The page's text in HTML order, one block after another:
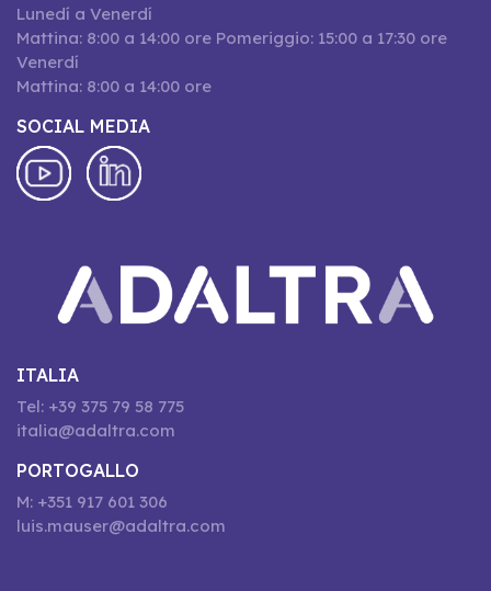
Lunedí a Venerdí
Mattina: 8:00 a 14:00 ore Pomeriggio: 15:00 a 17:30 ore
Venerdí
Mattina: 8:00 a 14:00 ore
SOCIAL MEDIA
ITALIA
Tel: +39 375 79 58 775
italia@adaltra.com
PORTOGALLO
M: +351 917 601 306
luis.mauser@adaltra.com